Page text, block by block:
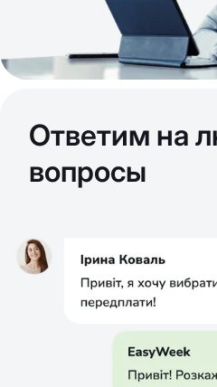
Ответим на
вопросы